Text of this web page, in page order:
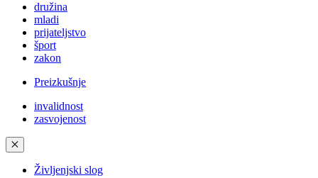
družina
mladi
prijateljstvo
šport
zakon
Preizkušnje
invalidnost
zasvojenost
✕
Življenjski slog